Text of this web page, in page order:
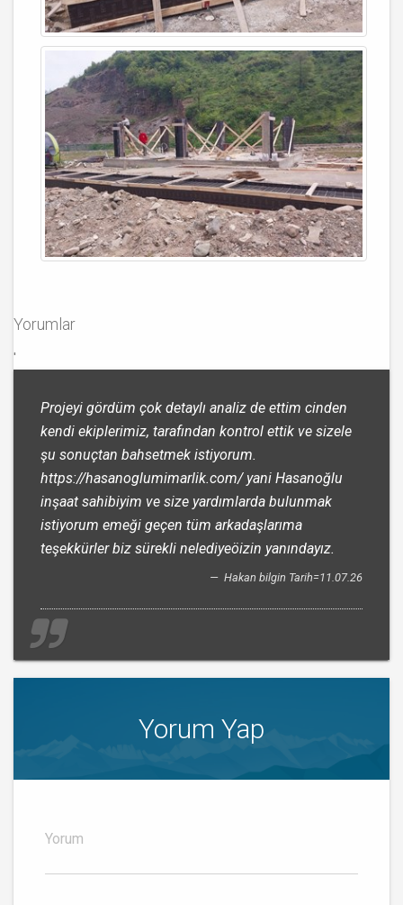
Yorumlar
'
Projeyi gördüm çok detaylı analiz de ettim cinden
kendi ekiplerimiz, tarafından kontrol ettik ve sizele
şu sonuçtan bahsetmek istiyorum.
https://hasanoglumimarlik.com/ yani Hasanoğlu
inşaat sahibiyim ve size yardımlarda bulunmak
istiyorum emeği geçen tüm arkadaşlarıma
teşekkürler biz sürekli nelediyeöizin yanındayız.
Hakan bilgin Tarih=11.07.26
Yorum Yap